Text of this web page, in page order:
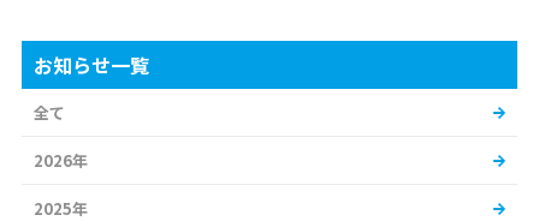
お知らせ一覧
全て
2026年
2025年